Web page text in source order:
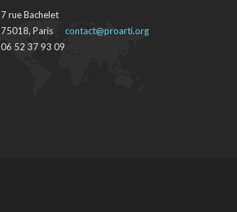
7 rue Bachelet
75018, Paris
06 52 37 93 09
contact@proarti.org